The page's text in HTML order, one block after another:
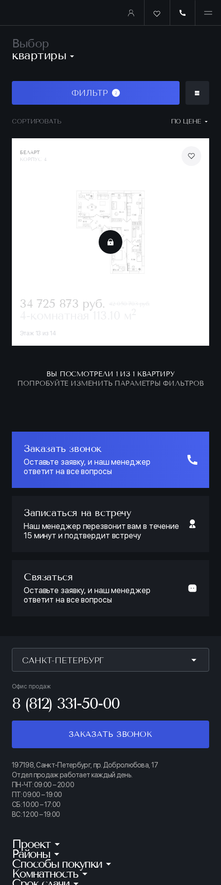
Выбор
квартиры
СОРТИРОВАТЬ ПО ЦЕНЕ
ФИЛЬТР 2
БЕЛАРТ
КОРПУС 4
34 725 873 руб.
4-комнатная
Этаж 13 из 14
ВЫ ПОСМОТРЕЛИ 1 ИЗ 1 КВАРТИРУ
ПОПРОБУЙТЕ ИЗМЕНИТЬ ПАРАМЕТРЫ ФИЛЬТРОВ
Заказать звонок
Оставьте заявку, и наш менеджер
ответит на все вопросы
Записаться на встречу
Наш менеджер перезвонит вам в течение
15 минут и подтвердит встречу
Связаться
Оставьте заявку, и наш менеджер
ответит на все вопросы
САНКТ-ПЕТЕРБУРГ
Офис продаж
8 (812) 331-50-00
ЗАКАЗАТЬ ЗВОНОК
197198, Санкт-Петербург, пр. Добролюбова, 17
Отдел продаж работает каждый день.
ПН-ЧТ: 09:00 – 20:00
ПТ: 09:00 – 19:00
СБ: 10:00 – 17:00
ВС: 12:00 – 19:00
Проект
КИНОПАРК
ТАЙМ СКВЕР
АУРУМ
Районы
Калининский
Приморский
Способы покупки
Ипотека
Комнатность
Студии